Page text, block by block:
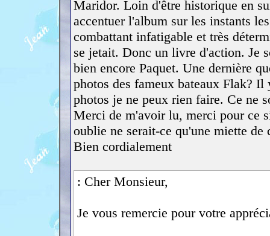
Maridor. Loin d'être historique en
accentuer l'album sur les instants
combattant infatigable et très
se jetait. Donc un livre d'action. Je
bien encore Paquet. Une dernière
photos des fameux bateaux Flak? Il
photos je ne peux rien faire. Ce ne
Merci de m'avoir lu, merci pour ce
oublie ne serait-ce qu'une miette de
Bien cordialement
: Cher Monsieur,
Je vous remercie pour votre